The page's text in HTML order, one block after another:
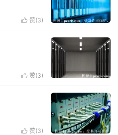
 赞(3)
 赞(3)
 赞(3)